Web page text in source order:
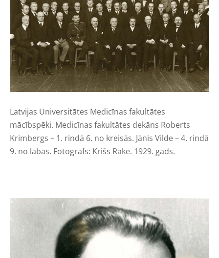
Latvijas Universitātes Medicīnas fakultātes
mācībspēki. Medicīnas fakultātes dekāns Roberts
Krimbergs – 1. rindā 6. no kreisās. Jānis Vilde – 4. rindā
9. no labās. Fotogrāfs: Krišs Rake. 1929. gads.